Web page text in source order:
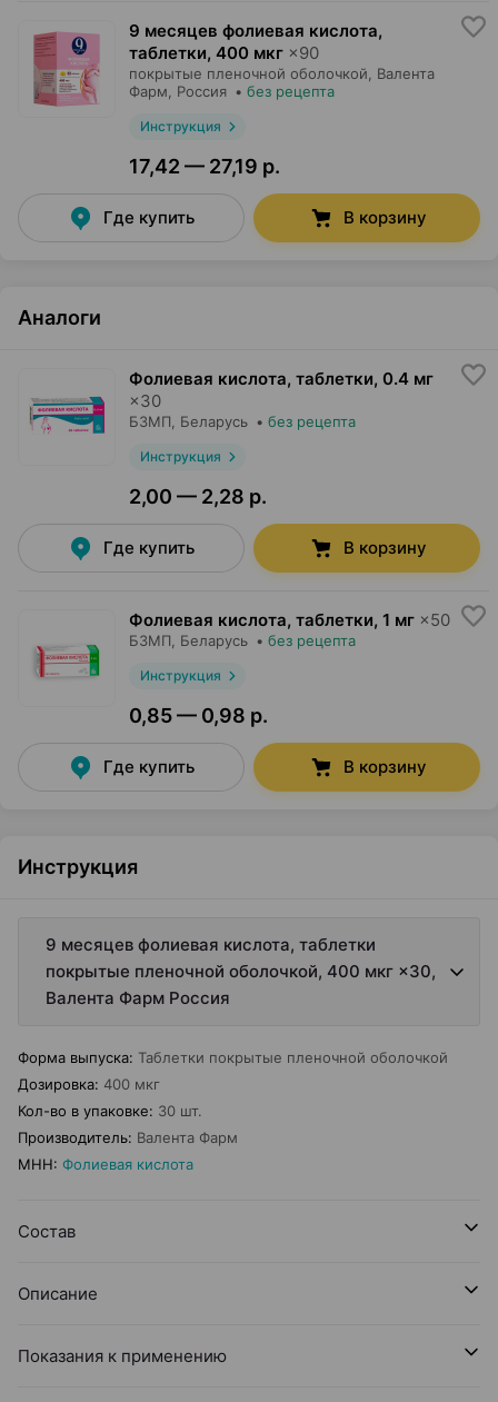
9 месяцев фолиевая кислота,
таблетки, 400 мкг ×90
покрытые пленочной оболочкой,
Валента
Фарм , Россия • без рецепта
Инструкция
17,42 — 27,19 р.
Где купить В корзину
Аналоги
Фолиевая кислота, таблетки, 0.4 мг
×30
БЗМП , Беларусь • без рецепта
Инструкция
2,00 — 2,28 р.
Где купить В корзину
Фолиевая кислота, таблетки, 1 мг ×50
БЗМП , Беларусь • без рецепта
Инструкция
0,85 — 0,98 р.
Где купить В корзину
Инструкция
9 месяцев фолиевая кислота, таблетки
покрытые пленочной оболочкой, 400 мкг ×30,
Валента Фарм Россия
Форма выпуска: Таблетки покрытые пленочной оболочкой
Дозировка: 400 мкг
Кол-во в упаковке: 30 шт.
Производитель: Валента Фарм
МНН: Фолиевая кислота
Состав
Описание
Показания к применению